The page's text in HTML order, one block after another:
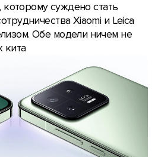
которому суждено стать
Xiaomi и Leica
Обе модели ничем не
кита